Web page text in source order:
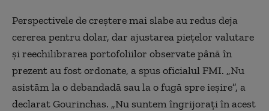
Perspectivele de creştere mai slabe au redus deja
cererea pentru dolar, dar ajustarea pieţelor valutare
şi reechilibrarea portofoliilor observate până în
prezent au fost ordonate, a spus oficialul FMI. „Nu
asistăm la o debandadă sau la o fugă spre ieşire”, a
declarat Gourinchas. „Nu suntem îngrijoraţi în acest